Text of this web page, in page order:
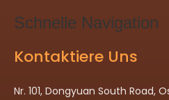
Schnelle Navigation
Kontaktiere Uns
Nr. 101, Dongyuan South Road,